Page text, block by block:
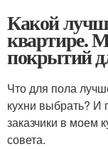
Какой
квартире.
покрытий
Что для пола
кухни выбрать? И
заказчики в моем
совета.